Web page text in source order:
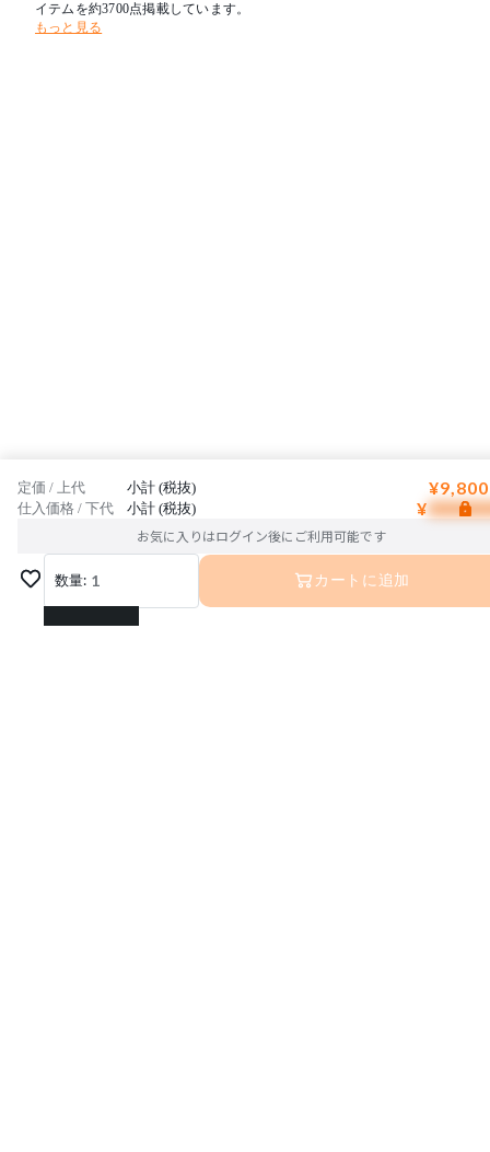
イテムを約3700点掲載しています。
もっと見る
定価 / 上代 小計 (税抜)
仕入価格 / 下代 小計 (税抜) ¥
お気に入りはログイン後にご利用可能です
数量: 1
1
カートに追加